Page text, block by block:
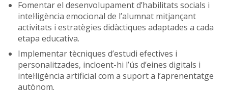
Fomentar el desenvolupament d’habilitats socials i
intel·ligència emocional de l’alumnat mitjançant
activitats i estratègies didàctiques adaptades a cada
etapa educativa.
Implementar tècniques d’estudi efectives i
personalitzades, incloent-hi l’ús d’eines digitals i
intel·ligència artificial com a suport a l’aprenentatge
autònom.